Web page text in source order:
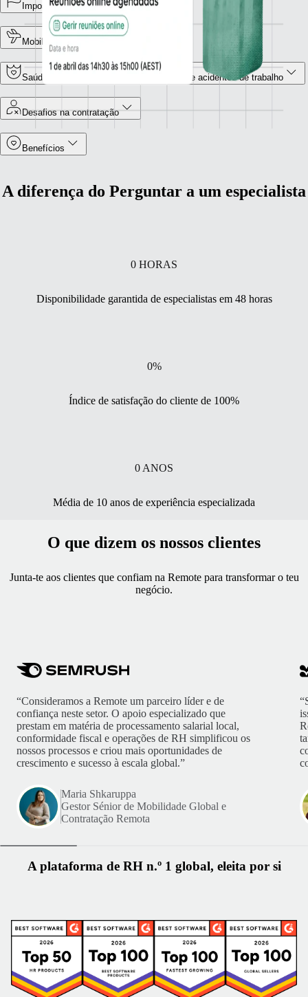
Impostos
Mobilidade
Saúde e segurança no trabalho e seguro de acidentes de trabalho
Desafios na contratação
Benefícios
A diferença do Perguntar a um especialista
0 HORAS
Disponibilidade garantida de especialistas em 48 horas
0%
Índice de satisfação do cliente de 100%
0 ANOS
Média de 10 anos de experiência especializada
O que dizem os nossos clientes
Junta-te aos clientes que confiam na Remote para transformar o teu
negócio.
“Consideramos a Remote um parceiro líder e de
confiança neste setor. O apoio especializado que
prestam em matéria de processamento salarial local,
conformidade fiscal e operações de RH simplificou os
nossos processos e criou mais oportunidades de
crescimento e sucesso à escala global.”
Maria Shkaruppa
Gestor Sénior de Mobilidade Global e
Contratação Remota
A plataforma de RH n.º 1 global, eleita por si